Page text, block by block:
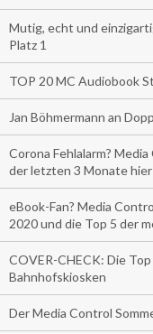
Mutig, echt und
Platz 1
TOP 20 MC Audiobook
Jan Böhmermann an
Corona Fehlalarm?
der letzten 3 Monate hier
eBook-Fan? Media
2020 und die Top 5 der
COVER-CHECK: Die
Bahnhofskiosken
Der Media Control